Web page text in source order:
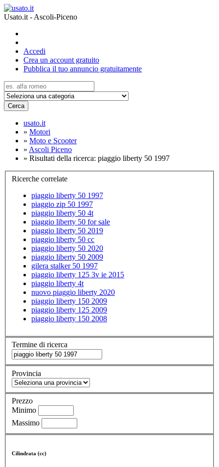
Usato.it - Ascoli-Piceno
Accedi
Crea un account gratuito
Pubblica il tuo annuncio gratuitamente
Cerca
usato.it
» Motori
» Moto e Scooter
» Ascoli Piceno
» Risultati della ricerca: piaggio liberty 50 1997
Ricerche correlate
piaggio liberty 50 1997
piaggio zip 50 1997
piaggio liberty 50 4t
piaggio liberty 50 for sale
piaggio liberty 50 2019
piaggio liberty 50 cc
piaggio liberty 50 2020
piaggio liberty 50 2009
gilera stalker 50 1997
piaggio liberty 125 3v ie 2015
piaggio liberty 4t
nuovo piaggio liberty 2020
piaggio liberty 150 2009
piaggio liberty 125 2009
piaggio liberty 150 2008
Termine di ricerca
Provincia
Prezzo
Minimo
Massimo
Cilindrata (cc)